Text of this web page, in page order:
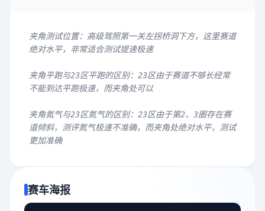
夹角测试位置：高级驾照第一关左拐桥洞下方，这里赛道
绝对水平，非常适合测试提速极速
夹角平跑与23区平跑的区别：23区由于赛道不够长经常
不能到达平跑极速，而夹角处可以
夹角氮气与23区氮气的区别：23区由于第2、3圈存在赛
道倾斜，测评氮气极速不准确，而夹角处绝对水平，测试
更加准确
赛车海报